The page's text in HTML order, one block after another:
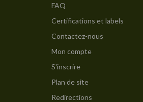
FAQ
Certifications et labels
Contactez-nous
Mon compte
S'inscrire
Plan de site
Redirections